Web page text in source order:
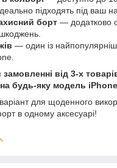
підходять під ваш
борт — додатково
— один із
замовленні від 3-х
будь-яку модель
для щоденного
в одному аксесуарі!